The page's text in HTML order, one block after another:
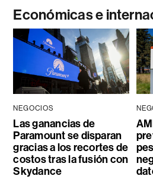
Económicas e
NEGOCIOS
Las ganancias de
Paramount se disparan
gracias a los recortes de
costos tras la fusión con
Skydance